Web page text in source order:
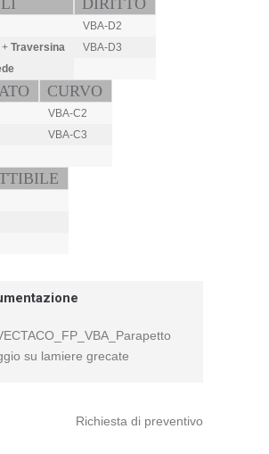
+ Traversina
VBA-D2
VBA-D3
CURVO
VBA-C2
VBA-C3
su lamiere grecate
Richiesta di preventivo